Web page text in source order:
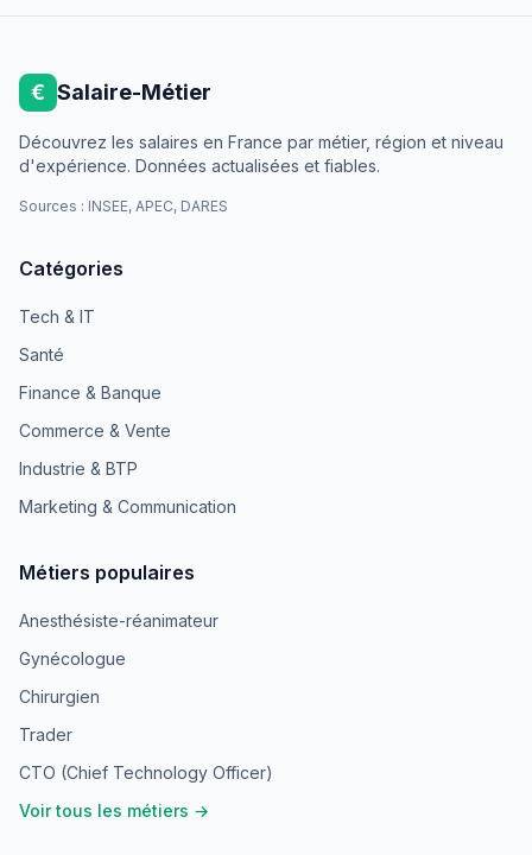
€ Salaire-Métier
Découvrez les salaires en France par métier, région et niveau
d'expérience. Données actualisées et fiables.
Sources : INSEE, APEC, DARES
Catégories
Tech & IT
Santé
Finance & Banque
Commerce & Vente
Industrie & BTP
Marketing & Communication
Métiers populaires
Anesthésiste-réanimateur
Gynécologue
Chirurgien
Trader
CTO (Chief Technology Officer)
Voir tous les métiers →